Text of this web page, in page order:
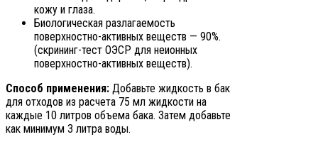
кожу и глаза.
Биологическая разлагаемость
поверхностно-активных веществ — 90%.
(скрининг-тест ОЭСР для неионных
поверхностно-активных веществ).
Способ применения: Добавьте жидкость в бак
для отходов из расчета 75 мл жидкости на
каждые 10 литров объема бака. Затем добавьте
как минимум 3 литра воды.